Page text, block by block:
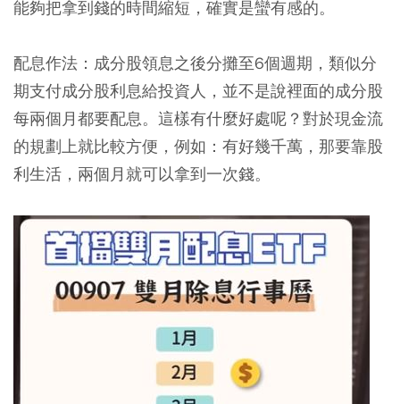
能夠把拿到錢的時間縮短，確實是蠻有感的。
配息作法： 成分股領息之後分攤至6個週期，類似分
期支付成分股利息給投資人，並不是說裡面的成分股
每兩個月都要配息。這樣有什麼好處呢？對於現金流
的規劃上就比較方便，例如：有好幾千萬，那要靠股
利生活，兩個月就可以拿到一次錢。